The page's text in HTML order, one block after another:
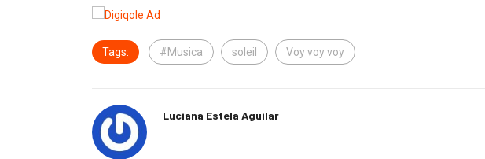
Tags: #Musica soleil Voy voy voy
Luciana Estela Aguilar